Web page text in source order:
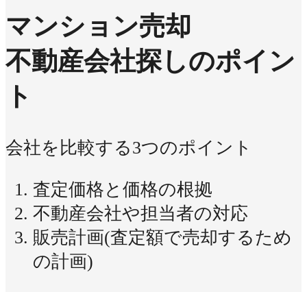
マンション売却
不動産会社探しのポイン
ト
会社を比較する3つのポイント
査定価格と価格の根拠
不動産会社や担当者の対応
販売計画(査定額で売却するため
の計画)